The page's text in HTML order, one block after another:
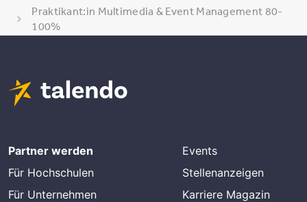
Praktikant:in Multimedia & Event Management 80-
100%
Partner werden
Für Hochschulen
Für Unternehmen
Events
Stellenanzeigen
Karriere Magazin